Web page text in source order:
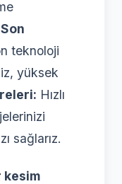
Son
teknoloji
yüksek
Hızlı
sağlarız.
kesim